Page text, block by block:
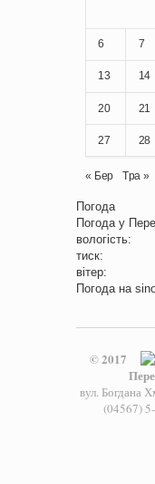
6 7
13 14
20 21
27 28
« Бер Тра »
Погода
Погода у
вологість:
тиск:
вітер:
Погода на
© 2017
вул. Богдана
(04567)